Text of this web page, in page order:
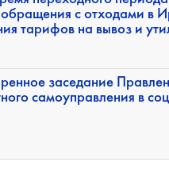
с отходами в
тарифов на вывоз и
заседание
самоуправления в